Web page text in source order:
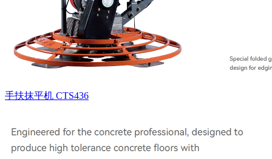
手扶抹平机 CTS436